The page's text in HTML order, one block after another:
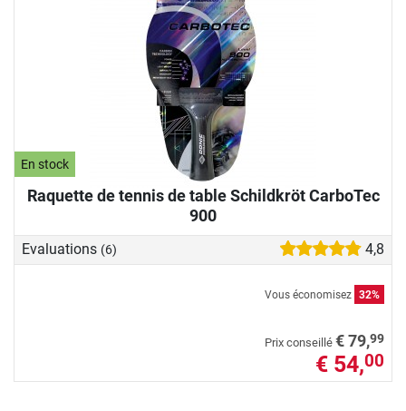
En stock
Raquette de tennis de table Schildkröt CarboTec
900
Evaluations (6) 4,8
Vous économisez 32%
Prix conseillé € 79,99
€ 54,00